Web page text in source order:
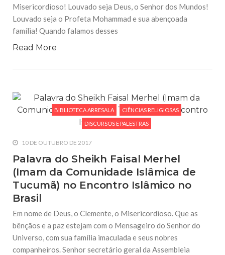
Misericordioso! Louvado seja Deus, o Senhor dos Mundos!
Louvado seja o Profeta Mohammad e sua abençoada
família! Quando falamos desses
Read More
BIBLIOTECA ARRESALA CIÊNCIAS RELIGIOSAS
DISCURSOS E PALESTRAS
10 DE OUTUBRO DE 2017
Palavra do Sheikh Faisal Merhel
(Imam da Comunidade Islâmica de
Tucumã) no Encontro Islâmico no
Brasil
Em nome de Deus, o Clemente, o Misericordioso. Que as
bênçãos e a paz estejam com o Mensageiro do Senhor do
Universo, com sua família imaculada e seus nobres
companheiros. Senhor secretário geral da Assembleia